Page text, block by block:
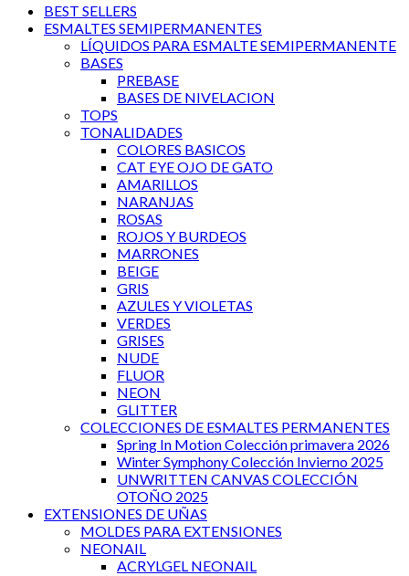
BEST SELLERS
ESMALTES SEMIPERMANENTES
LÍQUIDOS PARA ESMALTE SEMIPERMANENTE
BASES
PREBASE
BASES DE NIVELACION
TOPS
TONALIDADES
COLORES BASICOS
CAT EYE OJO DE GATO
AMARILLOS
NARANJAS
ROSAS
ROJOS Y BURDEOS
MARRONES
BEIGE
GRIS
AZULES Y VIOLETAS
VERDES
GRISES
NUDE
FLUOR
NEON
GLITTER
COLECCIONES DE ESMALTES PERMANENTES
Spring In Motion Colección primavera 2026
Winter Symphony Colección Invierno 2025
UNWRITTEN CANVAS COLECCIÓN
OTOÑO 2025
EXTENSIONES DE UÑAS
MOLDES PARA EXTENSIONES
NEONAIL
ACRYLGEL NEONAIL